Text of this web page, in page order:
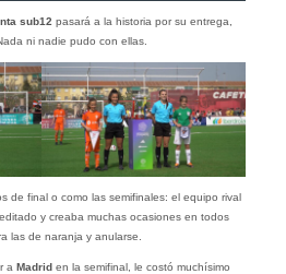
sub12 pasará a la historia por su entrega,
ni nadie pudo con ellas.
de final o como las semifinales: el equipo rival
y creaba muchas ocasiones en todos
las de naranja y anularse.
a Madriden la semifinal, le costó muchísimo